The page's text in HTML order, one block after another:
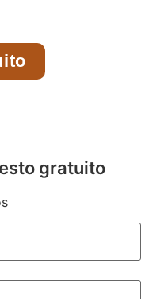
gratuito